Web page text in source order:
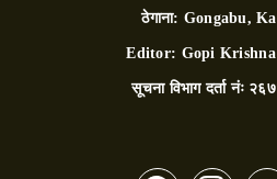
ठेगाना: Gongabu,
Editor: Gopi
सूचना विभाग दर्ता नंः